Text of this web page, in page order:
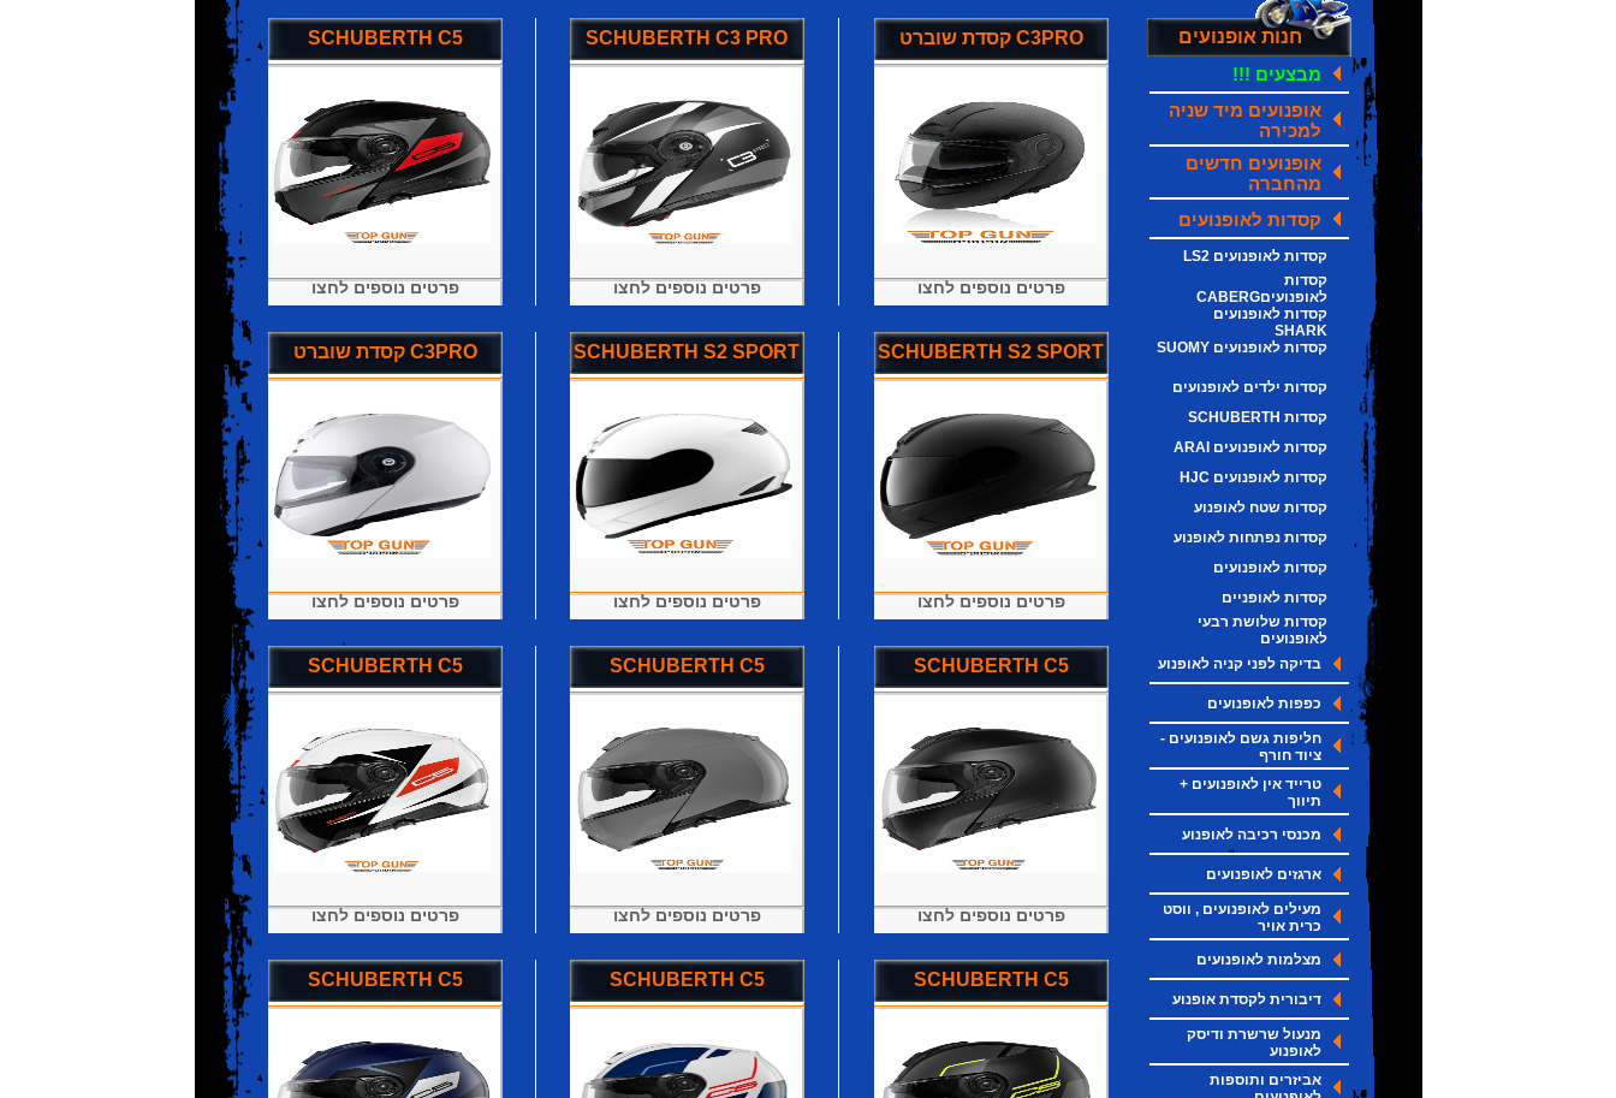
SCHUBERTH C5
פרטים נוספים לחצו
SCHUBERTH C3 PRO
פרטים נוספים לחצו
קסדת שוברט C3PRO
פרטים נוספים לחצו
קסדת שוברט C3PRO
פרטים נוספים לחצו
SCHUBERTH S2 SPORT
פרטים נוספים לחצו
SCHUBERTH S2 SPORT
פרטים נוספים לחצו
SCHUBERTH C5
פרטים נוספים לחצו
SCHUBERTH C5
פרטים נוספים לחצו
SCHUBERTH C5
פרטים נוספים לחצו
SCHUBERTH C5 SCHUBERTH C5 SCHUBERTH C5
חנות אופנועים
מבצעים !!!
אופנועים מיד שניה
למכירה
אופנועים חדשים
מהחברה
קסדות לאופנועים
קסדות לאופנועים LS2
קסדות
לאופנועיםCABERG
קסדות לאופנועים
SHARK
קסדות לאופנועים SUOMY
קסדות ילדים לאופנועים
קסדות SCHUBERTH
קסדות לאופנועים ARAI
קסדות לאופנועים HJC
קסדות שטח לאופנוע
קסדות נפתחות לאופנוע
קסדות לאופנועים
קסדות לאופניים
קסדות שלושת רבעי
לאופנועים
בדיקה לפני קניה לאופנוע
כפפות לאופנועים
חליפות גשם לאופנועים -
ציוד חורף
טרייד אין לאופנועים +
תיווך
מכנסי רכיבה לאופנוע
ארגזים לאופנועים
מעילים לאופנועים , ווסט
כרית אויר
מצלמות לאופנועים
דיבורית לקסדת אופנוע
מנעול שרשרת ודיסק
לאופנוע
אביזרים ותוספות